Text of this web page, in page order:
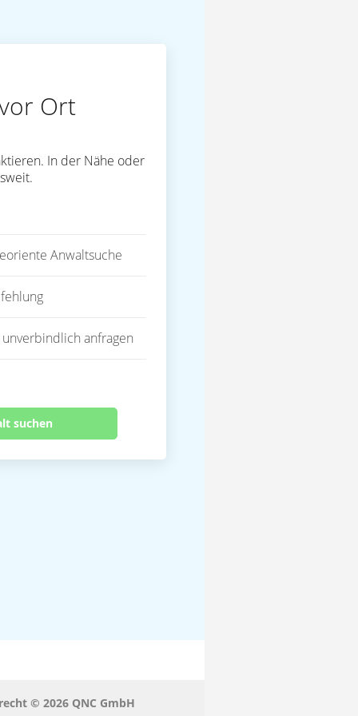
Ort
In der Nähe oder
Anwaltsuche
anfragen
suchen
© 2026 QNC GmbH